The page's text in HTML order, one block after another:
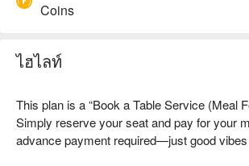
Coins
ไฮไลท์
This plan is a “Book a Table Service (Meal
Simply reserve your seat and pay for your
advance payment required—just good vibes